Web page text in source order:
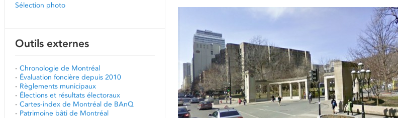
Sélection photo
Outils externes
- Chronologie de Montréal
- Évaluation foncière depuis 2010
- Règlements municipaux
- Élections et résultats électoraux
- Cartes-index de Montréal de BAnQ
- Patrimoine bâti de Montréal